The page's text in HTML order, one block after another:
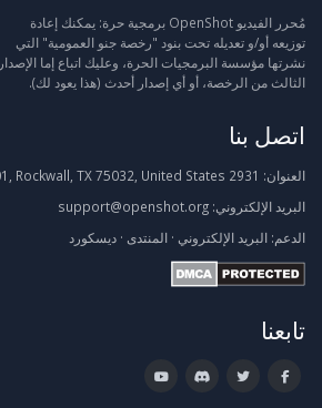
مُحرر الفيديو OpenShot برمجية حرة: يمكنك إعادة
توزيعه أو/و تعديله تحت بنود "رخصة جنو العمومية" التي
نشرتها مؤسسة البرمجيات الحرة، وعليك اتباع إما الإصدار
الثالث من الرخصة، أو أي إصدار أحدث (هذا يعود لك).
اتصل بنا
العنوان:
البريد الإلكتروني: support@openshot.org
الدعم: البريد الإلكتروني · المنتدى · ديسكورد
تابعنا